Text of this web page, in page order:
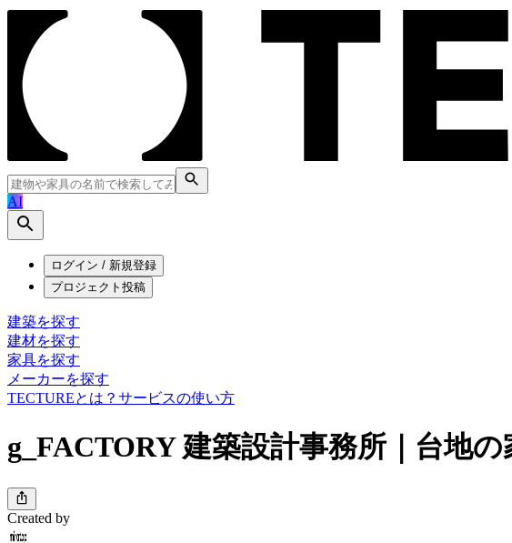
AI
ログイン / 新規登録
プロジェクト投稿
建築を探す
建材を探す
家具を探す
メーカーを探す
TECTUREとは？ サービスの使い方
g_FACTORY 建築設計事務所｜台地の
Created by